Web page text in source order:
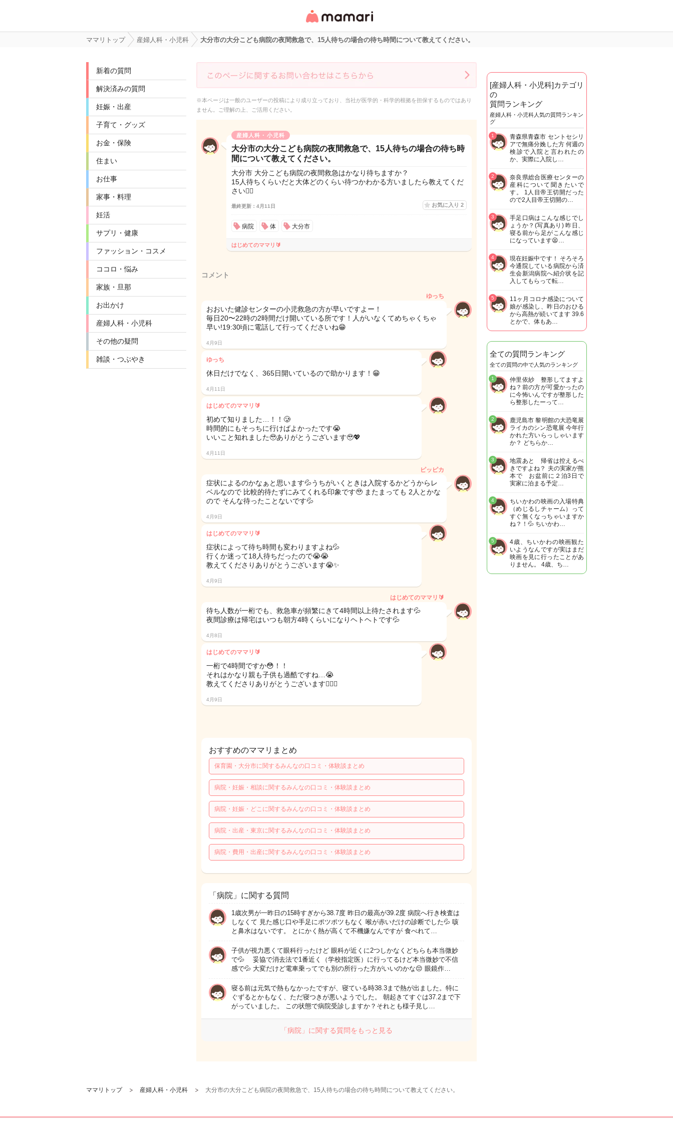
リ・情報サイト
ママリトップ 産婦人科・小児科 大分市の大分こども病院の夜間救急で、15人待ちの場合の待ち時間について教えてください。
新着の質問
解決済みの質問
妊娠・出産
子育て・グッズ
お金・保険
住まい
お仕事
家事・料理
妊活
サプリ・健康
ファッション・コスメ
ココロ・悩み
家族・旦那
お出かけ
産婦人科・小児科
その他の疑問
雑談・つぶやき
※本ページは一般のユーザーの投稿により成り立っており、当社が医学的・科学的根拠を担保するものではあり
ません。ご理解の上、ご活用ください。
産婦人科・小児科
大分市の大分こども病院の夜間救急で、15人待ちの場合の待ち時
間について教えてください。
大分市 大分こども病院の夜間救急はかなり待ちますか？
15人待ちくらいだと大体どのくらい待つかわかる方いましたら教えてくだ
さい🙇‍♀️
最終更新：4月11日 お気に入り 2
病院 体 大分市
はじめてのママリ🔰
コメント
ゆっち
おおいた健診センターの小児救急の方が早いですよー！
毎日20〜22時の2時間だけ開いている所です！人がいなくてめちゃくちゃ
早い!19:30頃に電話して行ってくださいね😁
4月9日
ゆっち
休日だけでなく、365日開いているので助かります！😁
4月11日
はじめてのママリ🔰
初めて知りました…！！🥲
時間的にもそっちに行けばよかったです😭
いいこと知れました🥹ありがとうございます🥹💖
4月11日
ピッピカ
症状によるのかなぁと思います💦うちがいくときは入院するかどうからレ
ベルなので 比較的待たずにみてくれる印象です🥹 またまっても 2人とかな
ので そんな待ったことないです💦
4月9日
はじめてのママリ🔰
症状によって待ち時間も変わりますよね💦
行くか迷って18人待ちだったので😭😭
教えてくださりありがとうございます😭✨️
4月9日
はじめてのママリ🔰
待ち人数が一桁でも、救急車が頻繁にきて4時間以上待たされます💦
夜間診療は帰宅はいつも朝方4時くらいになりヘトヘトです💦
4月8日
はじめてのママリ🔰
一桁で4時間ですか😳！！
それはかなり親も子供も過酷ですね…😭
教えてくださりありがとうございます🙇‍♀️✨️
4月9日
おすすめのママリまとめ
保育園・大分市に関するみんなの口コミ・体験談まとめ
病院・妊娠・相談に関するみんなの口コミ・体験談まとめ
病院・妊娠・どこに関するみんなの口コミ・体験談まとめ
病院・出産・東京に関するみんなの口コミ・体験談まとめ
病院・費用・出産に関するみんなの口コミ・体験談まとめ
「病院」に関する質問
1歳次男が一昨日の15時すぎから38.7度 昨日の最高が39.2度 病院へ行き検査は
しなくて 見た感じ口や手足にポツポツもなく 喉が赤いだけの診断でした💦 咳
と鼻水はないです。 とにかく熱が高くて不機嫌なんですが 食べれて…
子供が視力悪くて眼科行ったけど 眼科が近くに2つしかなくどちらも本当微妙
で💦 妥協で消去法で1番近く（学校指定医）に行ってるけど本当微妙で不信
感で💦 大変だけど電車乗ってでも別の所行った方がいいのかな😔 眼鏡作…
寝る前は元気で熱もなかったですが、寝ている時38.3まで熱が出ました。特に
ぐずるとかもなく、ただ寝つきが悪いようでした。 朝起きてすぐは37.2まで下
がっていました。 この状態で病院受診しますか？それとも様子見し…
「病院」に関する質問をもっと見る
[産婦人科・小児科]カテゴリ
の
質問ランキング
産婦人科・小児科人気の質問ランキン
グ
青森県青森市 セントセシリ
アで無痛分娩した方 何週の
検診で入院と言われたの
か、実際に入院し…
1
奈良県総合医療センターの
産科について聞きたいで
す。 1人目帝王切開だった
ので2人目帝王切開の…
2
手足口病はこんな感じでし
ょうか？(写真あり) 昨日、
寝る前から足がこんな感じ
になっています😫…
3
現在妊娠中です！ そろそろ
今通院している病院から済
生会新潟病院へ紹介状を記
入してもらって転…
4
11ヶ月コロナ感染について
娘が感染し、昨日のおひる
から高熱が続いてます 39.6
とかで、体もあ…
5
全ての質問ランキング
全ての質問の中で人気のランキング
仲里依紗 整形してますよ
ね？前の方が可愛かったの
に今怖いんですが整形した
ら整形したーって…
1
鹿児島市 黎明館の大恐竜展
ライカのシン恐竜展 今年行
かれた方いらっしゃいます
か？ どちらか…
2
地震あと 帰省は控えるべ
きですよね？ 夫の実家が熊
本で お盆前に２泊3日で
実家に泊まる予定…
3
ちいかわの映画の入場特典
（めじるしチャーム）って
すぐ無くなっちゃいますか
ね？！💦 ちいかわ…
4
4歳、ちいかわの映画観た
いようなんですが実はまだ
映画を見に行ったことがあ
りません。 4歳、ち…
5
ママリトップ 産婦人科・小児科 大分市の大分こども病院の夜間救急で、15人待ちの場合の待ち時間について教えてください。